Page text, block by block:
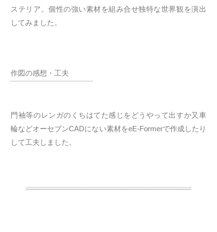
ステリア。個性の強い素材を組み合せ独特な世界観を演出
してみました。
作図の感想・工夫
門袖等のレンガのくちはてた感じをどうやって出すか又車
輪などオーセブンCADにない素材をeE-Formerで作成したり
して工夫しました。